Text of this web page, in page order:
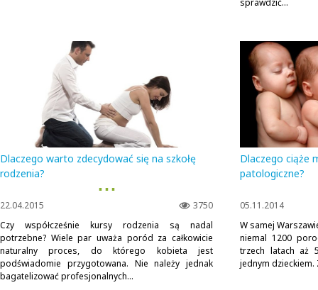
sprawdzić...
Dlaczego warto zdecydować się na szkołę
rodzenia?
▪ ▪ ▪
3750
22.04.2015
Czy współcześnie kursy rodzenia są nadal
potrzebne? Wiele par uważa poród za całkowicie
naturalny proces, do którego kobieta jest
podświadomie przygotowana. Nie należy jednak
bagatelizować profesjonalnych...
Dlaczego ciąże
patologiczne?
05.11.2014
W samej
niemal 1200
trzech latach aż
jednym dzieckiem.